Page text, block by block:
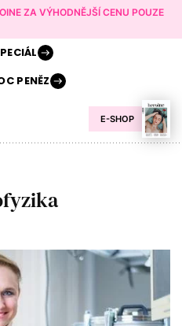
ZA VÝHODNĚJŠÍ CENU POUZE
E-SHOP
PENĚZ